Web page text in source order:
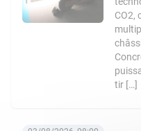
CO2,
tir […]